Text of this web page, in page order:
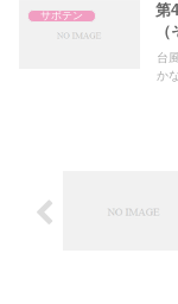
サボテン
第
台
か